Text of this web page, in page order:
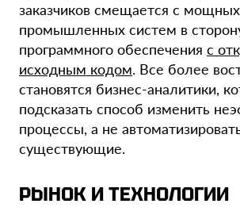
заказчиков смещается с мощных
промышленных систем в
программного обеспечения с
исходным кодом. Все более
становятся бизнес-аналитики,
подсказать способ изменить
процессы, а не
существующие.
РЫНОК И ТЕХНОЛОГИИ